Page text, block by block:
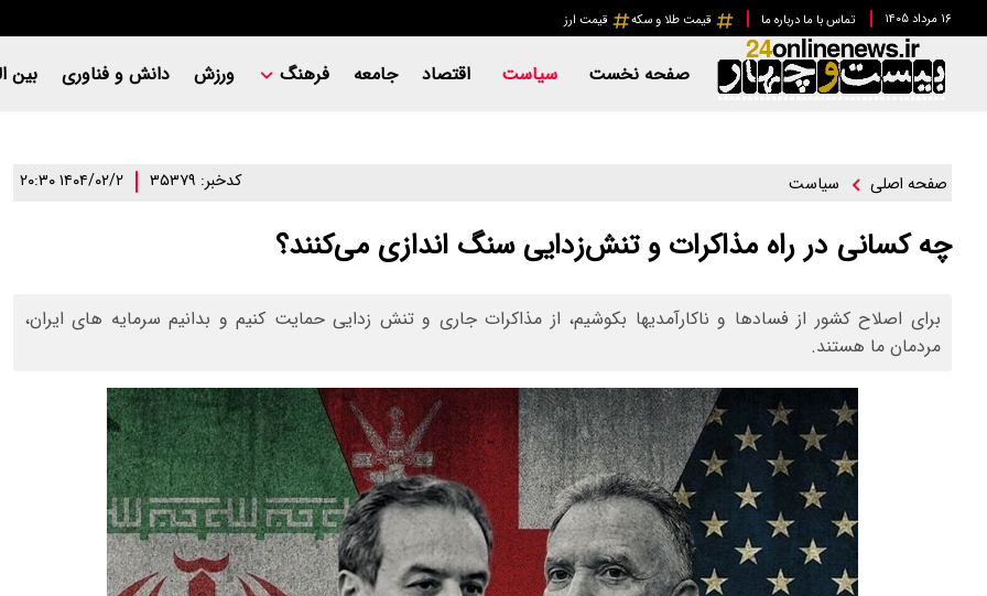
۱۶ مرداد ۱۴۰۵ تماس با ما درباره ما قیمت طلا و سکه قیمت ارز
صفحه نخست سیاست اقتصاد جامعه فرهنگ ورزش دانش و فناوری بین
صفحه اصلی سیاست کدخبر: ۳۵۳۷۹ ۱۴۰۴/۰۲/۲ ۲۰:۳۰
چه کسانی در راه مذاکرات و تنش‌زدایی سنگ اندازی می‌کنند؟
برای اصلاح کشور از فسادها و ناکارآمدیها بکوشیم، از مذاکرات جاری و تنش زدایی حمایت کنیم و بدانیم سرمایه های ایران،
مردمان ما هستند.